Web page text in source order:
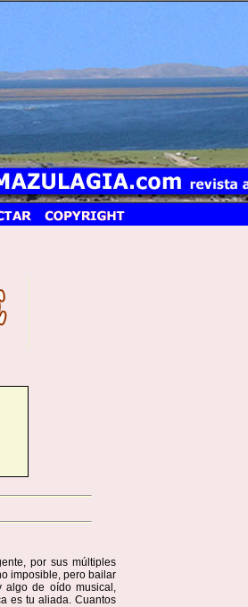
por sus múltiples
imposible, pero bailar
algo de oído musical,
es tu aliada. Cuantos